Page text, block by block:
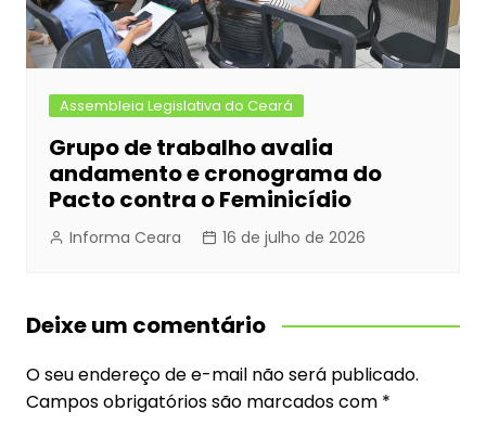
Assembleia Legislativa do Ceará
Grupo de trabalho avalia
andamento e cronograma do
Pacto contra o Feminicídio
Informa Ceara 16 de julho de 2026
Deixe um comentário
O seu endereço de e-mail não será publicado.
Campos obrigatórios são marcados com *